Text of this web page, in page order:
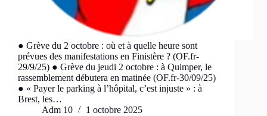
● Grève du 2 octobre : où et à quelle heure sont
prévues des manifestations en Finistère ? (OF.fr-
29/9/25) ● Grève du jeudi 2 octobre : à Quimper, le
rassemblement débutera en matinée (OF.fr-30/09/25)
● « Payer le parking à l’hôpital, c’est injuste » : à
Brest, les…
Adm 10
1 octobre 2025